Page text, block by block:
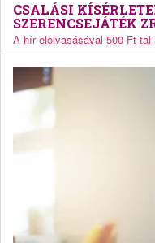
CSALÁSI
SZERENCSEJÁTÉK
A hír elolvasásával 500 Ft-tal